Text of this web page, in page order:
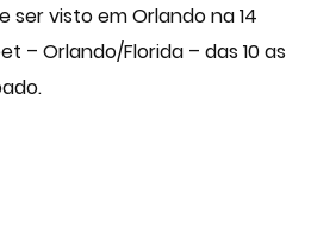
ser visto em Orlando na 14
– Orlando/Florida – das 10 as